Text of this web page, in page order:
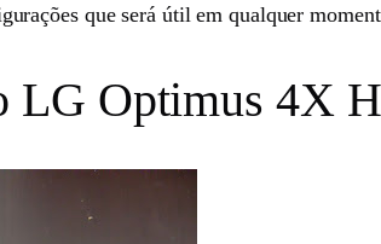
que será útil em qualquer
LG Optimus 4X